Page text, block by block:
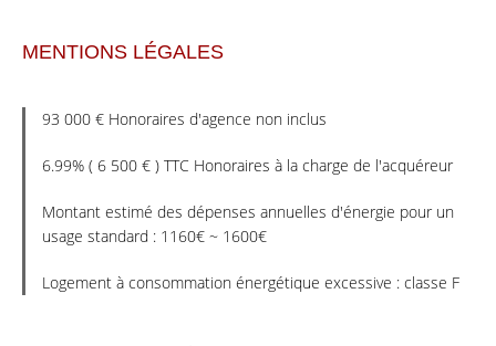
MENTIONS LÉGALES
93 000 € Honoraires d'agence non inclus
6.99% ( 6 500 € ) TTC Honoraires à la charge de l'acquéreur
Montant estimé des dépenses annuelles d'énergie pour un
usage standard : 1160€ ~ 1600€
Logement à consommation énergétique excessive : classe F